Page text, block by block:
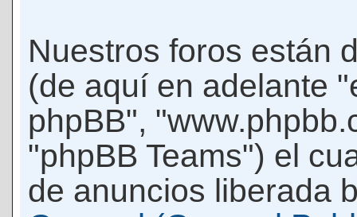
Nuestros foros están
(de aquí en adelante
phpBB",
"phpBB Teams") el
de anuncios liberada